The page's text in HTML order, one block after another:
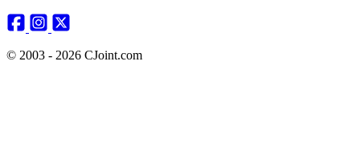
© 2003 - 2026 CJoint.com